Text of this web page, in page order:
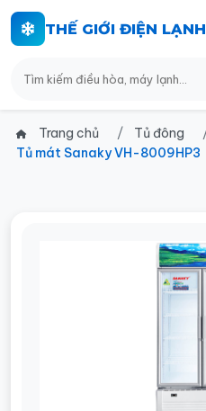
THẾ GIỚI ĐIỆN LẠNH
Trang chủ
Tủ đông
Tủ mát Sanaky VH-8009HP3